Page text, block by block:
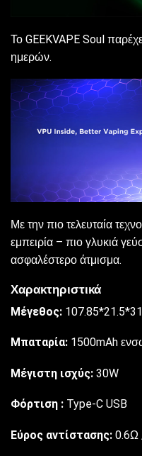
Το GEEKVAPE Soul
ημερών.
Με την πιο τελευταία
εμπειρία – πιο γλυκιά
ασφαλέστερο άτμισμα.
Χαρακτηριστικά
Μέγεθος:
Μπαταρία: 1500mAh
Μέγιστη ισχύς: 30W
Φόρτιση : Type-C USB
Εύρος αντίστασης: 0.6Ω